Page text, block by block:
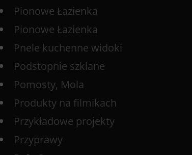
Pionowe Łazienka
Pionowe Łazienka
Pnele kuchenne widoki
Podstopnie szklane
Pomosty, Mola
Produkty na filmikach
Przykładowe projekty
Przyprawy